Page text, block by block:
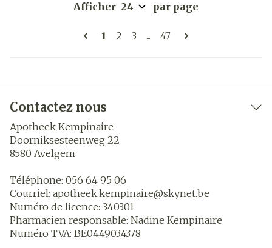
Pages
Vous lisez actuellement la page
1 Page
2 Page
3 ... Page
47
Afficher par page
Contactez nous
Apotheek Kempinaire
Doorniksesteenweg 22
8580 Avelgem
Téléphone: 056 64 95 06
Courriel: apotheek.kempinaire@skynet.be
Numéro de licence: 340301
Pharmacien responsable: Nadine Kempinaire
Numéro TVA: BE0449034378